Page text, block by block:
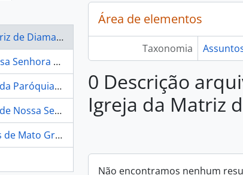
[...] da Igreja da Matriz de Diamantino
[...] da Igreja de Nossa Senhora do Bom Conselho
[...] da Igreja Matriz da Paróquia de Santa Ana da Paraibá
[...] da Igreja Matriz de Nossa Senhora do Rosário
[...] das Conciliações de Mato Grosso
Área de elementos
Taxonomia
0 Descrição
Igreja da Matriz
Não encontramos nenhum